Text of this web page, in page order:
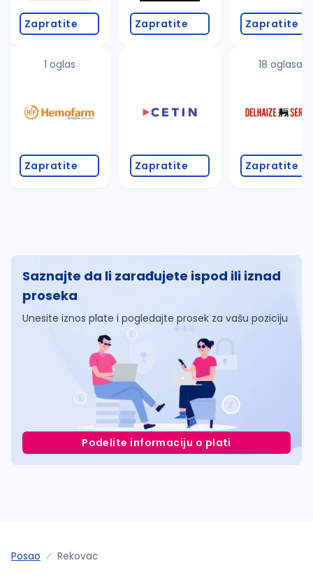
Zapratite
1 oglas
Zapratite
Zapratite
Zapratite
Zapratite
18 oglasa
Zapratite
Saznajte da li zarađujete ispod ili iznad
proseka
Unesite iznos plate i pogledajte prosek za vašu poziciju
Podelite informaciju o plati
Posao Rekovac